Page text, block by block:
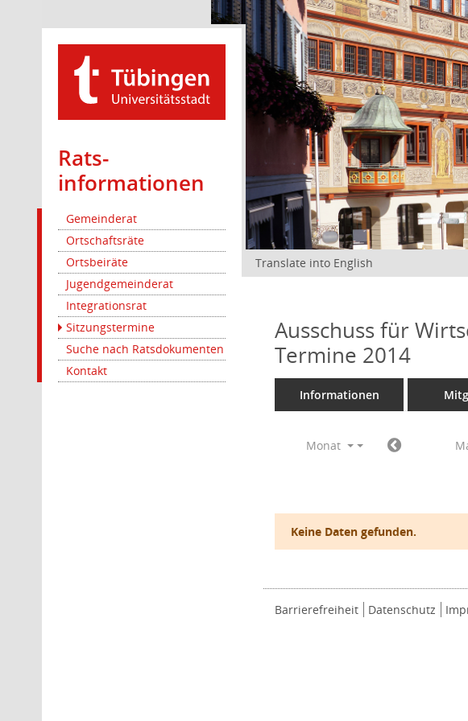
Rats­
informationen
Gemeinderat
Ortschaftsräte
Ortsbeiräte
Jugendgemeinderat
Integrationsrat
Sitzungstermine
Suche nach Ratsdokumenten
Kontakt
Translate into English
Ausschuss für
Termine 2014
Informationen
Monat
Keine Daten gefunden.
Barrierefreiheit Datenschutz